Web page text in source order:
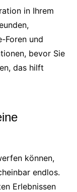
in Ihrem
Foren und
bevor Sie
das hilft
können,
endlos.
Erlebnissen